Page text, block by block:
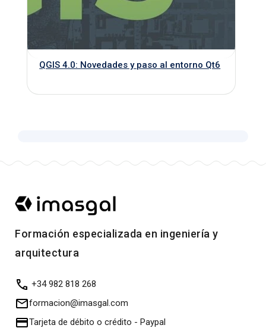
QGIS 4.0: Novedades y paso al entorno Qt6
Formación especializada en ingeniería y
arquitectura
+34 982 818 268
formacion@imasgal.com
Tarjeta de débito o crédito - Paypal